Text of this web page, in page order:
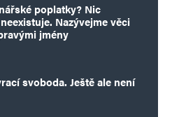
poplatky? Nic
Nazývejme věci
jmény
svoboda. Ještě ale není